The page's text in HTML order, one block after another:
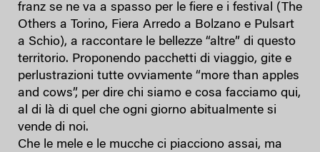
franz se ne va a spasso per le fiere e i festival (The
Others a Torino, Fiera Arredo a Bolzano e Pulsart
a Schio), a raccontare le bellezze “altre” di questo
territorio. Proponendo pacchetti di viaggio, gite e
perlustrazioni tutte ovviamente “more than apples
and cows”, per dire chi siamo e cosa facciamo qui,
al di là di quel che ogni giorno abitualmente si
vende di noi.
Che le mele e le mucche ci piacciono assai, ma